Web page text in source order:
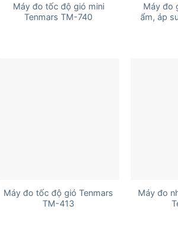
Máy đo tốc độ gió mini
Tenmars TM-740
Máy đo
ẩm, áp
Máy đo tốc độ gió Tenmars
TM-413
Máy đo